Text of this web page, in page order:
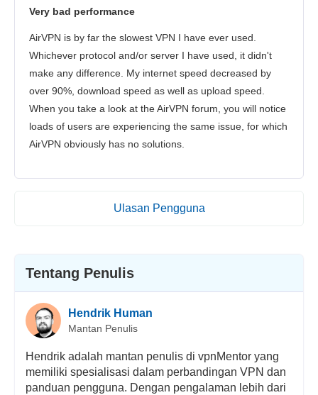
Very bad performance
AirVPN is by far the slowest VPN I have ever used.
Whichever protocol and/or server I have used, it didn't
make any difference. My internet speed decreased by
over 90%, download speed as well as upload speed.
When you take a look at the AirVPN forum, you will notice
loads of users are experiencing the same issue, for which
AirVPN obviously has no solutions.
Ulasan Pengguna
Tentang Penulis
Hendrik Human
Mantan Penulis
Hendrik adalah mantan penulis di vpnMentor yang
memiliki spesialisasi dalam perbandingan VPN dan
panduan pengguna. Dengan pengalaman lebih dari